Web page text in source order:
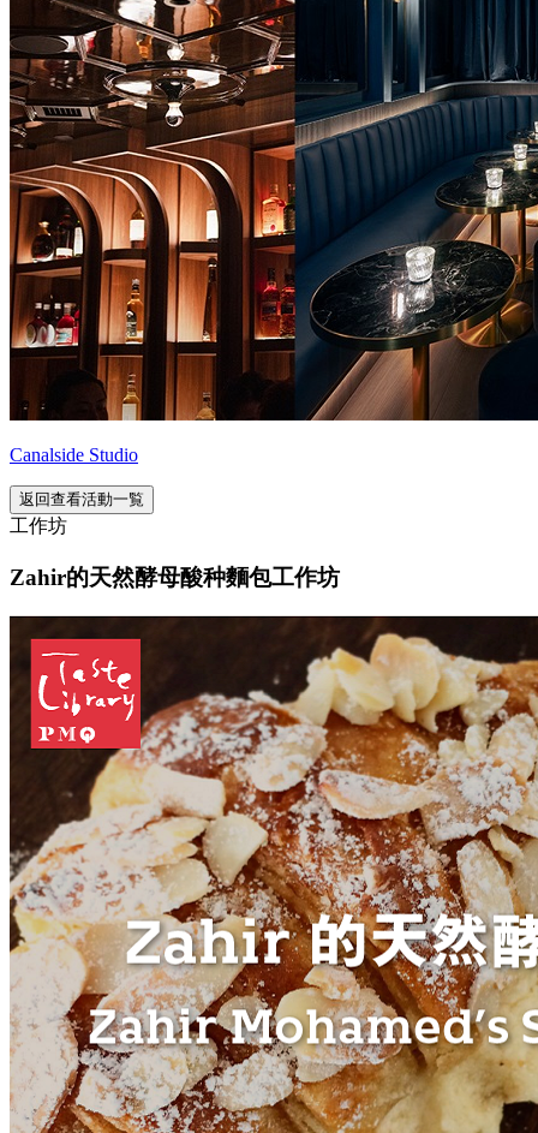
Canalside Studio
返回查看活動一覧
工作坊
Zahir的天然酵母酸种麵包工作坊